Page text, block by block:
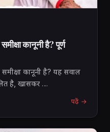
कानूनी है? पूर्ण
कानूनी है? यह सवाल
है, खासकर …
पढ़ें →